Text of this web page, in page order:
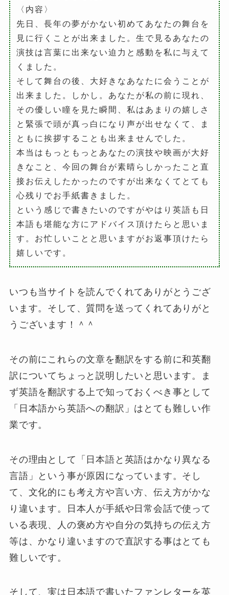
〈内容〉
先日、長年の夢がかない初めてあなたの舞台を
見に行くことが出来ました。生で見るあなたの
演技は言葉に出来ない迫力と感動を私に与えて
くました。
そして舞台の後、大好きなあなたに会うことが
出来ました。しかし。あなたが私の前に現れ、
その優しい瞳を見た瞬間、私はあまりの嬉しさ
と緊張で頭が真っ白になり声が出せなくて、ま
ともに挨拶することも出来ませんでした。
本当はもっともっとあなたの演技や映画が大好
きなこと、今回の舞台が素晴らしかったこと直
接お伝えしたかったのですが出来なくてとても
心残りでお手紙書きました。
という感じで書きたいのですがやはり英語も日
本語も堪能な方にアドバイス頂けたらと思いま
す。お忙しいことと思いますがお返事頂けたら
嬉しいです。
いつも当サイトを読んでくれてありがとうござ
います。そして、質問を送ってくれてありがと
うございます！＾＾
その前にこれらの文章を翻訳をする前に和英翻
訳についてちょっと説明したいと思います。ま
ず英語を翻訳する上で知っておくべき事として
「日本語から英語への翻訳」はとても難しい作
業です。
その理由として「 日本語と英語はかなり異なる
言語 」という事が原因になっています。そし
て、文化的にも考え方や言い方、伝え方がかな
り違います。日本人が手紙や日常会話で使って
いる表現、人の褒め方や自分の気持ちの伝え方
等は、かなり違いますので直訳する事はとても
難しいです。
そして、実は日本語で書いたファンレターを英